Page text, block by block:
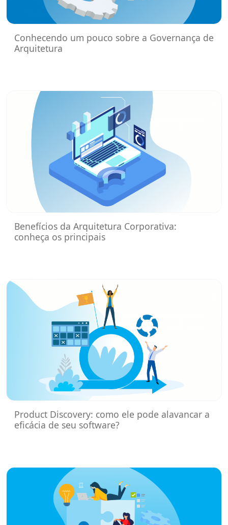
Conhecendo um pouco sobre a Governança de
Arquitetura
Benefícios da Arquitetura Corporativa:
conheça os principais
Product Discovery: como ele pode alavancar a
eficácia de seu software?